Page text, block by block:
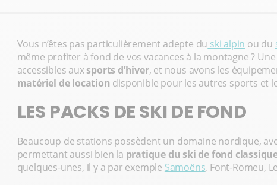
Vous n’êtes pas particulièrement adepte du ski alpin ou du
même profiter à fond de vos vacances à la montagne ?
accessibles auxsports d’hiver, et nous avons les
matériel de location disponible pour les autres sports et
LES PACKS DE SKI DE FOND
Beaucoup de stations possèdent un domaine nordique,
permettant aussi bien la pratique du ski de fond
quelques-unes, il y a par exemple Samoëns, Font-Romeu,